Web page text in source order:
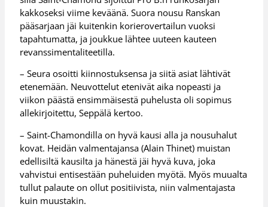
kakkoseksi viime keväänä. Suora nousu Ranskan
pääsarjaan jäi kuitenkin korierovertailun vuoksi
tapahtumatta, ja joukkue lähtee uuteen kauteen
revanssimentaliteetilla.
– Seura osoitti kiinnostuksensa ja siitä asiat lähtivät
etenemään. Neuvottelut etenivät aika nopeasti ja
viikon päästä ensimmäisestä puhelusta oli sopimus
allekirjoitettu, Seppälä kertoo.
– Saint-Chamondilla on hyvä kausi alla ja nousuhalut
kovat. Heidän valmentajansa (Alain Thinet) muistan
edellisiltä kausilta ja hänestä jäi hyvä kuva, joka
vahvistui entisestään puheluiden myötä. Myös muualta
tullut palaute on ollut positiivista, niin valmentajasta
kuin muustakin.